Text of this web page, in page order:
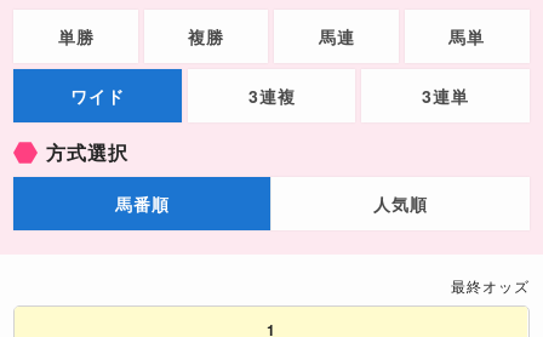
単勝 複勝 馬連 馬単
ワイド 3連複 3連単
方式選択
馬番順 人気順